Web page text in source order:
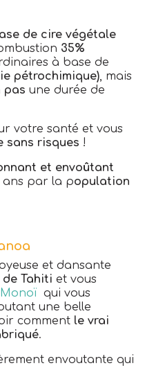
de cire végétale
35%
à base de
pétrochimique), mais
pas une durée de
votre santé et vous
sans risques !
et envoûtant
ans par la population
et dansante
Tahiti et vous
qui vous
une belle
comment le vrai
.
envoutante qui